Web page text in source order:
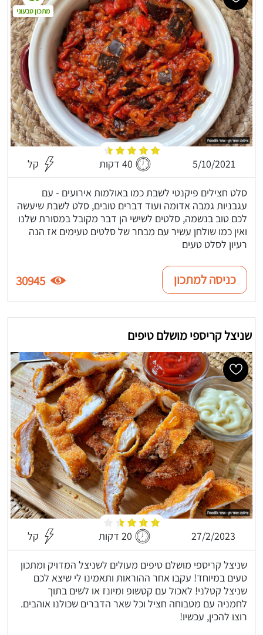
5/10/2021 40 דקות קל
סלט חצילים פיקנטי לשבת כמו באולמות אירועים - עם
עגבניות גמבה אדומה ועוד דברים טובים, סלט לשבת שיעשה
לכם טוב בנשמה, סלטים לשישי הן דבר מקובל במסורת שלנו
ואין כמו שולחן עשיר עם מבחר של סלטים טעימים אז הנה
רעיון לסלט טעים
מתכון טבעוני
כניסה למתכון 30945
שניצל קריספי מושלם טיפים
27/2/2023 20 דקות קל
שניצל קריספי מושלם טיפים מעולים לשניצל המדויק ומתכון
טעים במיוחד! עקבו אחר ההוראות ותאמינו לי שיצא לכם
שניצל קטלני! לאכול עם קטשופ ומיונז או לשים בתוך
לחמניה עם מטבוחה חציל וכל שאר הדברים שכולנו אוהבים.
רוצו להכין, עכשיו!